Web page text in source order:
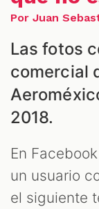
Por Juan
Las fotos
comercial
2018.
En
un usuario
el siguiente